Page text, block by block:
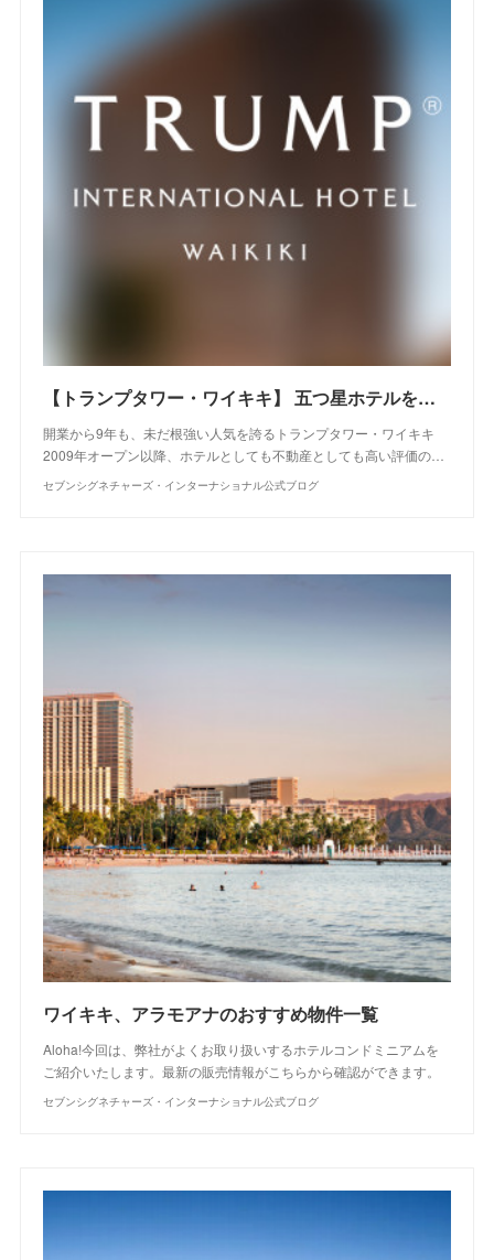
【トランプタワー・ワイキキ】 五つ星ホテルを所有する贅沢
開業から9年も、未だ根強い人気を誇るトランプタワー・ワイキキ
2009年オープン以降、ホテルとしても不動産としても高い評価の…
セブンシグネチャーズ・インターナショナル公式ブログ
ワイキキ、アラモアナのおすすめ物件一覧
Aloha!今回は、弊社がよくお取り扱いするホテルコンドミニアムを
ご紹介いたします。最新の販売情報がこちらから確認ができます。
セブンシグネチャーズ・インターナショナル公式ブログ